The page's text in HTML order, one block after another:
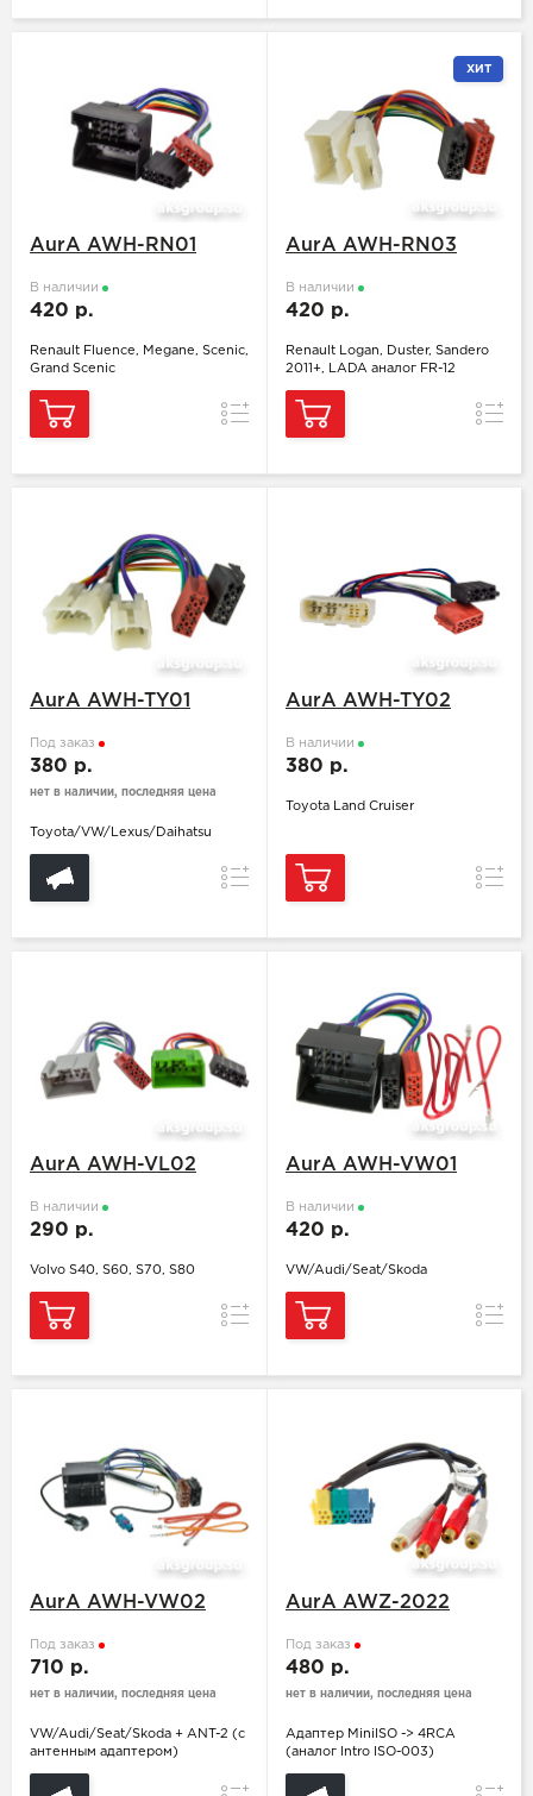
AurA AWH-RN01
В наличии
420 р.
Renault Fluence, Megane, Scenic,
Grand Scenic
Сравнение
ХИТ
AurA AWH-RN03
В наличии
420 р.
Renault Logan, Duster, Sandero
2011+, LADA аналог FR-12
AurA AWH-TY01
Под заказ
380 р.
нет в наличии, последняя цена
Toyota/VW/Lexus/Daihatsu
Сравнение
AurA AWH-TY02
В наличии
380 р.
Toyota Land Cruiser
AurA AWH-VL02
В наличии
290 р.
Volvo S40, S60, S70, S80
Сравнение
AurA AWH-VW01
В наличии
420 р.
VW/Audi/Seat/Skoda
AurA AWH-VW02
Под заказ
710 р.
нет в наличии, последняя цена
VW/Audi/Seat/Skoda + ANT-2 (с
антенным адаптером)
AurA AWZ-2022
Под заказ
480 р.
нет в наличии, последняя цена
Адаптер MiniISO -> 4RCA
(аналог Intro ISO-003)